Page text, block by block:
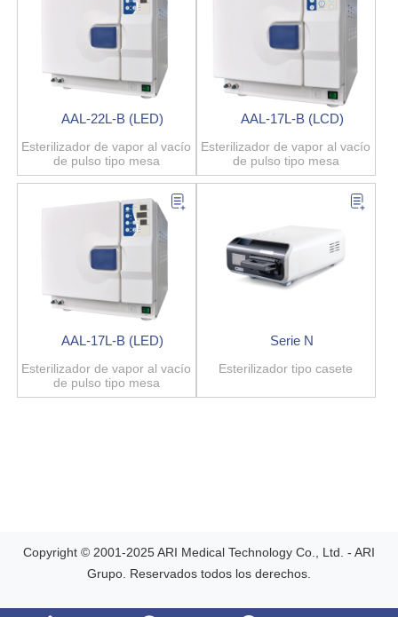
AAL-22L-B (LED)
Esterilizador de vapor al vacío
de pulso tipo mesa
AAL-17L-B (LCD)
Esterilizador de vapor al vacío
de pulso tipo mesa
AAL-17L-B (LED)
Esterilizador de vapor al vacío
de pulso tipo mesa
Serie N
Esterilizador tipo casete
Copyright © 2001-2025 ARI Medical Technology Co., Ltd. - ARI
Grupo. Reservados todos los derechos.